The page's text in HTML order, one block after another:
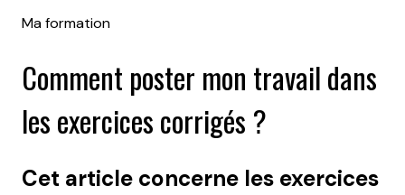
Ma formation
Comment poster mon travail dans
les exercices corrigés ?
Cet article concerne les exercices